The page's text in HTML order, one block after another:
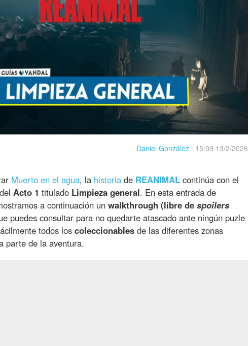
Daniel González · 15:09 13/2/2026
Muerto en el agua, la historia de REANIMAL continúa con el
Acto 1 titulado Limpieza general. En esta entrada de
a continuación un walkthrough (libre de spoilers
puedes consultar para no quedarte atascado ante ningún puzle
todos los coleccionables de las diferentes zonas
parte de la aventura.